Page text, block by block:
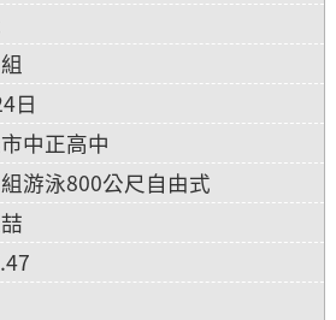
日
中正高中
游泳800公尺自由式